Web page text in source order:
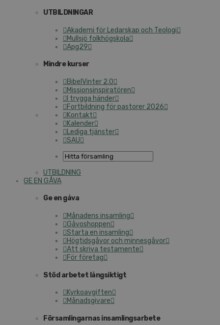
UTBILDNINGAR
Akademi för Ledarskap och Teologi
Mullsjö folkhögskola
Apg29
Mindre kurser
BibelVinter 2.0
Missionsinspiratören
I trygga händer
Fortbildning för pastorer 2026
Kontakt
Kalender
Lediga tjänster
SAU
UTBILDNING
GE EN GÅVA
Ge en gåva
Månadens insamling
Gåvoshoppen
Starta en insamling
Högtidsgåvor och minnesgåvor
Att skriva testamente
För företag
Stöd arbetet långsiktigt
Kyrkoavgiften
Månadsgivare
Församlingarnas insamlingsarbete